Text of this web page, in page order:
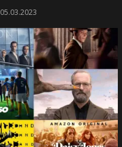
05.03.2023